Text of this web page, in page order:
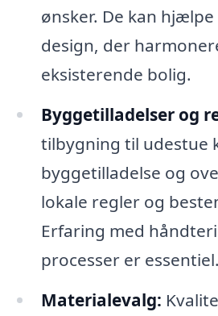
ønsker. De kan
design, der
eksisterende bolig.
Byggetilladelser og
tilbygning til udestue
byggetilladelse og
lokale regler og
Erfaring med
processer er essentiel.
Materialevalg: